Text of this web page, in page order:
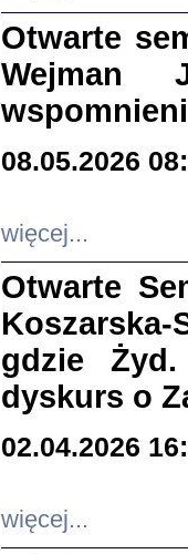
Otwarte
Wejman
08.05.2026
więcej...
Otwarte
Koszarska-
gdzie
dyskurs o
02.04.2026
więcej...